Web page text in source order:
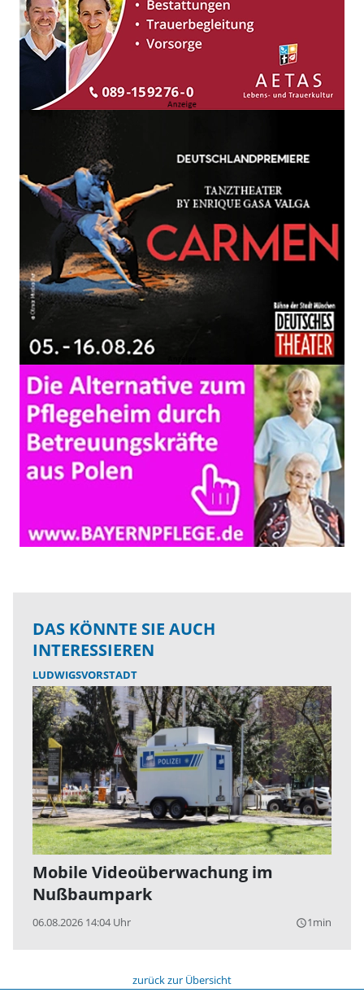
DAS KÖNNTE SIE AUCH
INTERESSIEREN
LUDWIGSVORSTADT
Mobile Videoüberwachung im
Nußbaumpark
06.08.2026 14:04 Uhr query_builder1min
zurück zur Übersicht